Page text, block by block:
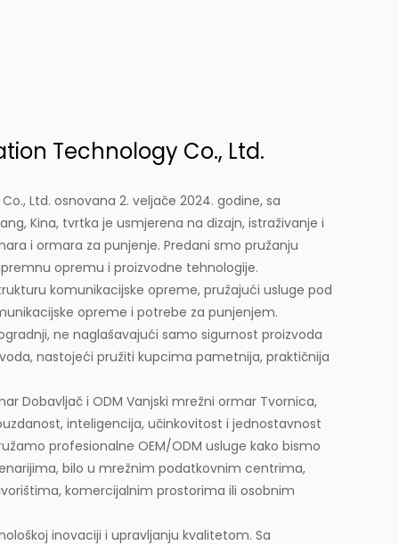
Technology Co., Ltd.
Ltd. osnovana 2. veljače 2024. godine, sa
Kina, tvrtka je usmjerena na dizajn, istraživanje i
i ormara za punjenje. Predani smo pružanju
opremu i proizvodne tehnologije.
komunikacijske opreme, pružajući usluge pod
opreme i potrebe za punjenjem.
ne naglašavajući samo sigurnost proizvoda
nastojeći pružiti kupcima pametnija, praktičnija
Dobavljač i ODM Vanjski mrežni ormar Tvornica,
inteligencija, učinkovitost i jednostavnost
profesionalne OEM/ODM usluge kako bismo
bilo u mrežnim podatkovnim centrima,
komercijalnim prostorima ili osobnim
inovaciji i upravljanju kvalitetom. Sa